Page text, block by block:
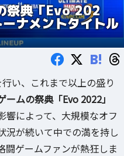
祭典「Evo 202
ナメントタイトル
B!
い、これまで以上の盛り
ームの祭典「Evo 2022」
響によって、大規模なオフ
況が続いて中での満を持し
闘ゲームファンが熱狂しま